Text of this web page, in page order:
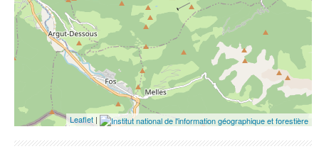
Leaflet |